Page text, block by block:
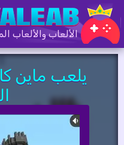
يلعب ماين